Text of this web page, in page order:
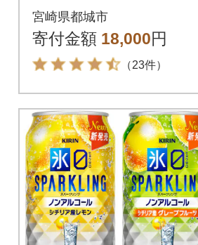
ト(合計56本)【宮崎県
都城市】
宮崎県都城市
寄付金額 18,000円
（23件）